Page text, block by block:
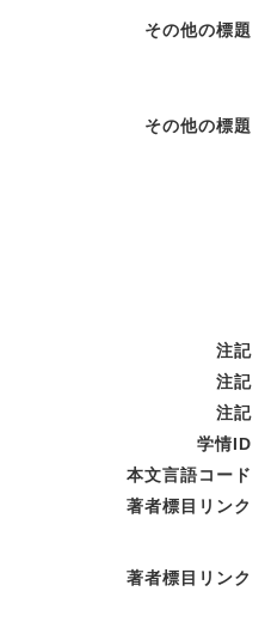
その他の標題
その他の標題
注記
注記
注記
学情ID
本文言語コード
著者標目リンク
著者標目リンク